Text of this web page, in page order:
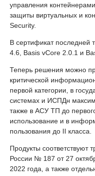
управления
защиты виртуальных и
Security.
В сертификат последней
4.6, Basis vCore 2.0.1 и
Теперь решения можно
критической
первой категории, в
системах и ИСПДн
также в АСУ ТП до
использование и в
пользования до II класса.
Продукты соответствуют
России № 187 от 27
2022 года, а также